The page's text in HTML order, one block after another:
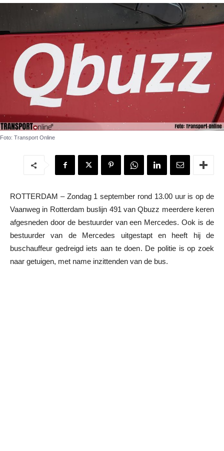
Foto: Transport Online
ROTTERDAM – Zondag 1 september rond 13.00 uur is op de
Vaanweg in Rotterdam buslijn 491 van Qbuzz meerdere keren
afgesneden door de bestuurder van een Mercedes. Ook is de
bestuurder van de Mercedes uitgestapt en heeft hij de
buschauffeur gedreigd iets aan te doen. De politie is op zoek
naar getuigen, met name inzittenden van de bus.